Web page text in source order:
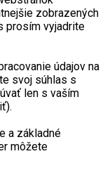
zobrazených
prosím vyjadrite
údajov na
svoj súhlas s
len s vaším
a základné
môžete